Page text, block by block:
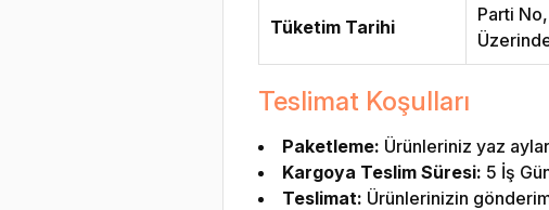
Tüketim Tarihi
Parti
Teslimat Koşulları
Paketleme: Ürünleriniz yaz
Kargoya Teslim Süresi: 5 İş
Teslimat: Ürünlerinizin